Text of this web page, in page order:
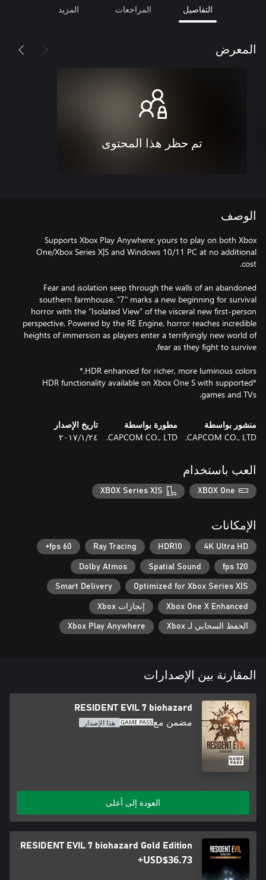
التفاصيل المراجعات المزيد
المعرض
تم حظر هذا المحتوى
الوصف
Supports Xbox Play Anywhere: yours to play on both Xbox
One/Xbox Series X|S and Windows 10/11 PC at no additional
Fear and isolation seep through the walls of an abandoned
southern farmhouse. "7" marks a new beginning for survival
horror with the “Isolated View” of the visceral new first-person
perspective. Powered by the RE Engine, horror reaches incredible
heights of immersion as players enter a terrifyingly new world of
*HDR functionality available on Xbox One S with supported
games and TVs.
منشور بواسطة
CAPCOM CO., LTD.
مطورة بواسطة
CAPCOM CO., LTD.
تاريخ الإصدار
٢٤‏/١‏/٢٠١٧
العب باستخدام
XBOX One
XBOX Series X|S
الإمكانات
4K Ultra HD
HDR10
Ray Tracing
60 fps+
120 fps
Spatial Sound
Dolby Atmos
Optimized for Xbox Series X|S
Smart Delivery
Xbox One X Enhanced إنجازات Xbox
الحفظ السحابي لـ Xbox Xbox Play Anywhere
المقارنة بين الإصدارات
RESIDENT EVIL 7 biohazard
مضمن مع هذا الإصدار
العودة إلى أعلى
RESIDENT EVIL 7 biohazard Gold Edition
USD$36.73+